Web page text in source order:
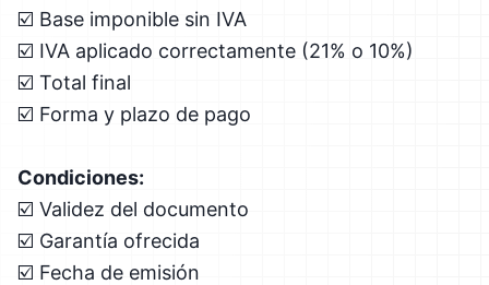
☑️ Base imponible sin IVA
☑️ IVA aplicado correctamente (21% o 10%)
☑️ Total final
☑️ Forma y plazo de pago
Condiciones:
☑️ Validez del documento
☑️ Garantía ofrecida
☑️ Fecha de emisión